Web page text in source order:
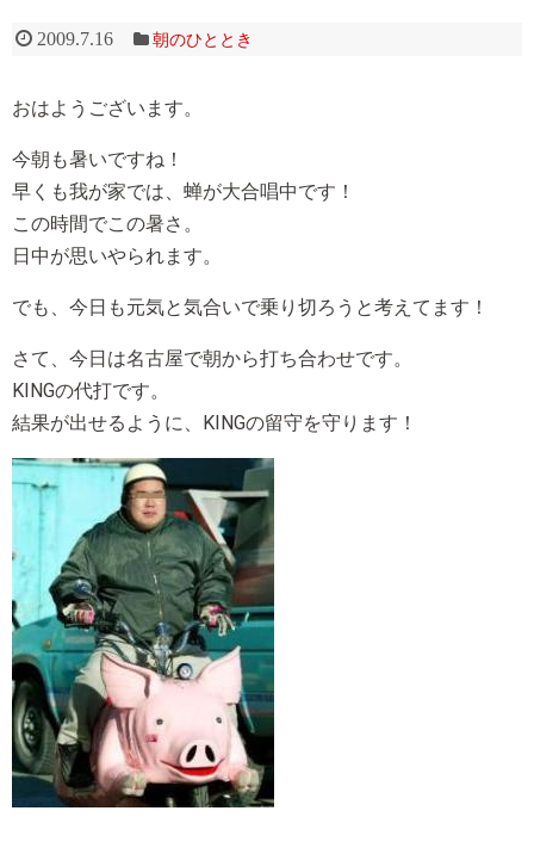
2009.7.16 朝のひととき
おはようございます。
今朝も暑いですね！
早くも我が家では、蝉が大合唱中です！
この時間でこの暑さ。
日中が思いやられます。
でも、今日も元気と気合いで乗り切ろうと考えてます！
さて、今日は名古屋で朝から打ち合わせです。
KINGの代打です。
結果が出せるように、KINGの留守を守ります！